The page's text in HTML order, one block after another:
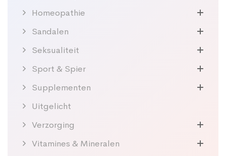
Homeopathie
Sandalen
Seksualiteit
Sport & Spier
Supplementen
Uitgelicht
Verzorging
Vitamines & Mineralen